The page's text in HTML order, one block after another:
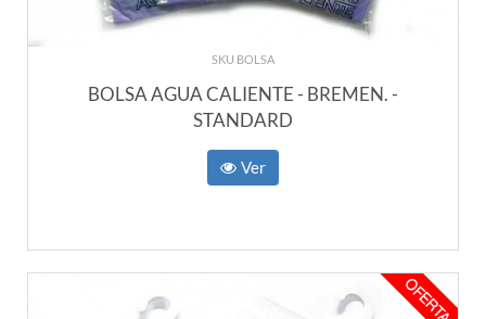
SKU BOLSA
BOLSA AGUA CALIENTE - BREMEN. -
STANDARD
Ver